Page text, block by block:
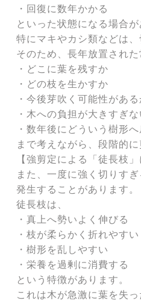
・回復に数年かかる
といった状態になる場合が
特にマキやカシ類などは
そのため、長年放置され
・どこに葉を残すか
・どの枝を生かすか
・今後芽吹く可能性がある
・木への負担が大きすぎ
・数年後にどういう樹形
まで考えながら、段階的
【強剪定による「徒長枝」
また、一度に強く切りす
発生することがあります。
徒長枝は、
・真上へ勢いよく伸びる
・枝が柔らかく折れやすい
・樹形を乱しやすい
・栄養を過剰に消費する
という特徴があります。
これは木が急激に葉を失